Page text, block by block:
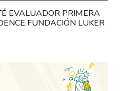
EVALUADOR PRIMERA
FUNDACIÓN LUKER